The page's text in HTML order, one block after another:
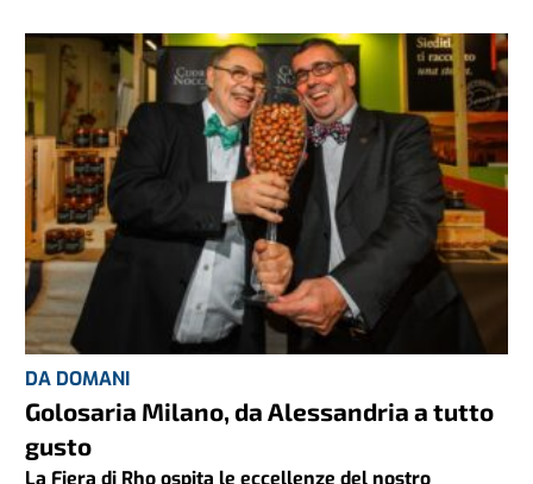
DA DOMANI
Golosaria Milano, da Alessandria a tutto
gusto
La Fiera di Rho ospita le eccellenze del nostro